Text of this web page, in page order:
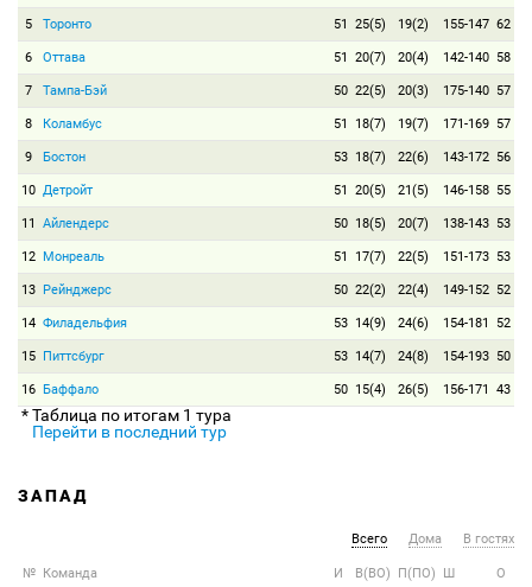
5 Торонто 51 25(5) 19(2) 155-147 62
6 Оттава 51 20(7) 20(4) 142-140 58
7 Тампа-Бэй 50 22(5) 20(3) 175-140 57
8 Коламбус 51 18(7) 19(7) 171-169 57
9 Бостон 53 18(7) 22(6) 143-172 56
10 Детройт 51 20(5) 21(5) 146-158 55
11 Айлендерс 50 18(5) 20(7) 138-143 53
12 Монреаль 51 17(7) 22(5) 151-173 53
13 Рейнджерс 50 22(2) 22(4) 149-152 52
14 Филадельфия 53 14(9) 24(6) 154-181 52
15 Питтсбург 53 14(7) 24(8) 154-193 50
16 Баффало 50 15(4) 26(5) 156-171 43
* Таблица по итогам 1 тура
Перейти в последний тур
ЗАПАД
Всего Дома В гостях
№ Команда И В(ВО) П(ПО) Ш О